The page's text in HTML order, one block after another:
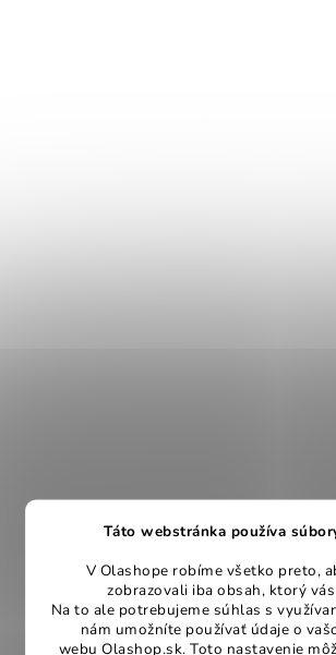
Táto webstránka používa
V Olashope robíme všetko preto,
zobrazovali iba obsah, ktorý
Na to ale potrebujeme súhlas s
nám umožníte používať údaje o
webu Olashop.sk. Toto nastavenie